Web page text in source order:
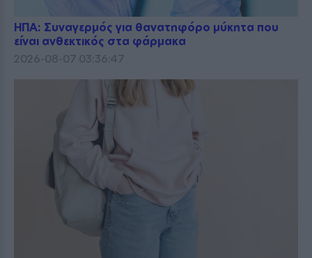
ΗΠΑ: Συναγερμός για θανατηφόρο μύκητα που
είναι ανθεκτικός στα φάρμακα
2026-08-07 03:36:47